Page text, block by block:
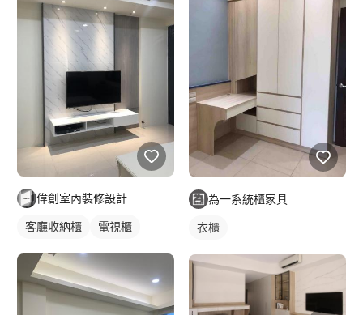
偉創室內裝修設計
客廳收納櫃 電視櫃
為一系統櫃家具
衣櫃